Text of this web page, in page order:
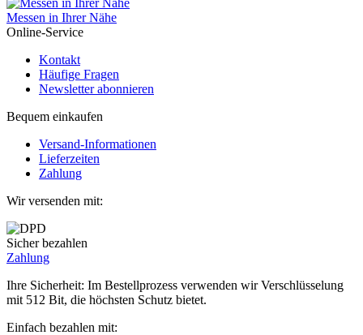
Messen in Ihrer Nähe
Online-Service
Kontakt
Häufige Fragen
Newsletter abonnieren
Bequem einkaufen
Versand-Informationen
Lieferzeiten
Zahlung
Wir versenden mit:
Sicher bezahlen
Zahlung
Ihre Sicherheit: Im Bestellprozess verwenden wir Verschlüsselung
mit 512 Bit, die höchsten Schutz bietet.
Einfach bezahlen mit: